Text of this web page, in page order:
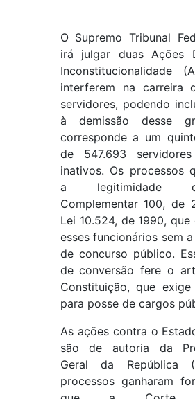
O Supremo Tribunal
irá julgar duas Ações
Inconstitucionalidade
interferem na carreira
servidores, podendo
à demissão desse
corresponde a um
de 547.693
inativos. Os processos
a legitimidade
Complementar 100, de
Lei 10.524, de 1990,
esses funcionários sem
de concurso público.
de conversão fere o
Constituição, que
para posse de cargos
As ações contra o
são de autoria da
Geral da República
processos ganharam